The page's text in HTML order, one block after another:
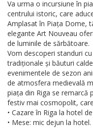
Va urma o incursiune în
centrului istoric, care
Amplasat în Piața Dome,
elegante Art Nouveau
de luminile de sărbătoare.
Vom descoperi standuri
tradiționale și băuturi
evenimentele de sezon
de atmosfera medievală
piața din Riga se remarcă
festiv mai cosmopolit,
• Cazare în Riga la hotel
• Mese: mic dejun la hotel.